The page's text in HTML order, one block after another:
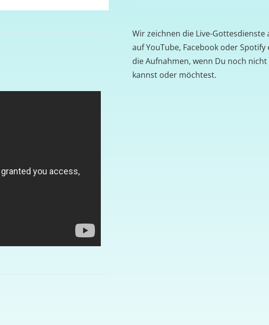
Wir zeichnen die Live-
auf YouTube, Facebook oder
die Aufnahmen, wenn Du noch
kannst oder möchtest.